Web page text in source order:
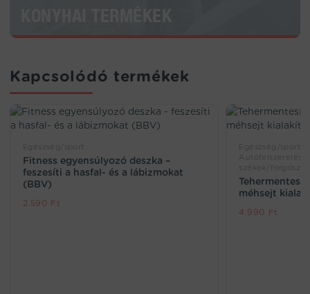
Kapcsolódó termékek
Fitness egyensúlyozó deszka –
feszesíti a hasfal- és a lábizmokat
(BBV)
2.590 Ft
méhsejt
4.990 Ft